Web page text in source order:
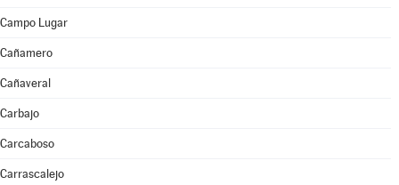
Campo Lugar
Cañamero
Cañaveral
Carbajo
Carcaboso
Carrascalejo